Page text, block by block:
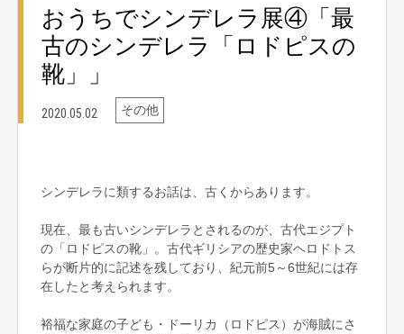
おうちでシンデレラ展④「最
古のシンデレラ「ロドピスの
靴」」
2020.05.02 その他
シンデレラに類するお話は、古くからあります。
現在、最も古いシンデレラとされるのが、古代エジプト
の「ロドピスの靴」。古代ギリシアの歴史家ヘロドトス
らが断片的に記述を残しており、紀元前5～6世紀には存
在したと考えられます。
裕福な家庭の子ども・ドーリカ（ロドピス）が海賊にさ